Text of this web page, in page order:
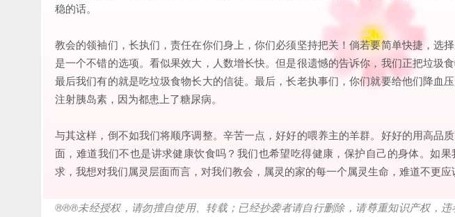
稳的话。
教会的领袖们，长执们，责任在你们身上，你们必须坚持把关！倘若要简单快捷，选
是一个不错的选项。看似果效大，人数增长快。但是很遗憾的告诉你，我们正把垃圾
最后我们有的就是吃垃圾食物长大的信徒。最后，长老执事们，你们就要给他们降血
注射胰岛素，因为都患上了糖尿病。
与其这样，倒不如我们将顺序调整。辛苦一点，好好的喂养主的羊群。好好的用高品
面，难道我们不也是讲求健康饮食吗？我们也希望吃得健康，保护自己的身体。如
求，我想对我们属灵层面而言，对我们教会，属灵的家的每一个属灵生命，难道不更
®®®未经授权，请勿擅自使用、转载；已经抄袭者请自行删除，请尊重知识产权，违